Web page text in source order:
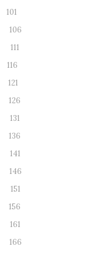
101
106
111
116
121
126
131
136
141
146
151
156
161
166